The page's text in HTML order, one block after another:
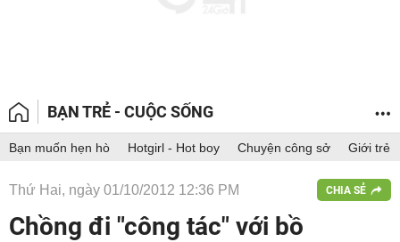
BẠN TRẺ - CUỘC SỐNG
Bạn muốn hẹn hò Hotgirl - Hot boy Chuyện công sở Giới trẻ
Thứ Hai, ngày 01/10/2012 12:36 PM CHIA SẺ
Chồng đi "công tác" với bồ